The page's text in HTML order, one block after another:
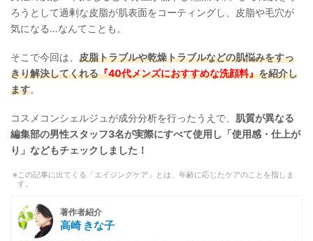
ろうとして過剰な皮脂が肌表面をコーティングし、皮脂や毛穴が
気になる…なんてことも。
そこで今回は、 皮脂トラブルや乾燥トラブルなどの肌悩みをすっ
きり解決してくれる『40代メンズにおすすめな洗顔料』を紹介し
ます。
コスメコンシェルジュが成分分析を行ったうえで、 肌質が異なる
編集部の男性スタッフ3名が実際にすべて使用し「使用感・仕上が
り」などもチェックしました！
この記事に出てくる「エイジングケア」とは、年齢に応じたケアのことを指しま
す。
著作者紹介
高崎 きな子